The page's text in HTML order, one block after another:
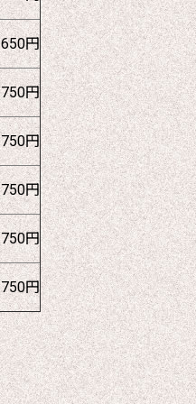
円
円
円
円
円
円